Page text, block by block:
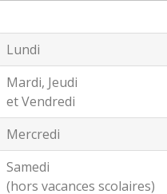
Lundi
Mardi, Jeudi
et Vendredi
Mercredi
Samedi
(hors vacances scolaires)